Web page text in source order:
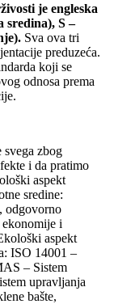
je engleska
sredina), S –
Sva ova tri
preduzeća.
koji se
odnosa prema
svega zbog
i da pratimo
aspekt
sredine:
odgovorno
i
aspekt
ISO 14001 –
– Sistem
upravljanja
bašte,